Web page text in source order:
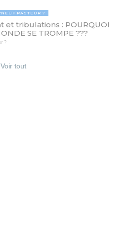
PASTEUR ?
et tribulations : POURQUOI
SE TROMPE ???
?
Voir tout